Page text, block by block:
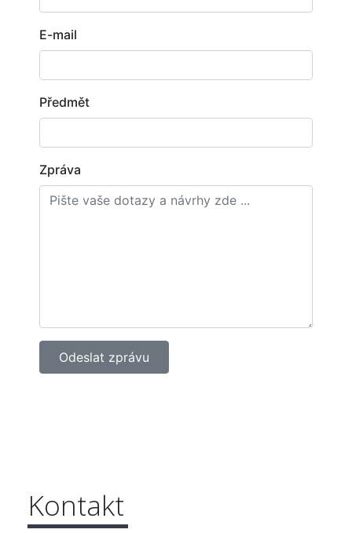
E-mail
Předmět
Zpráva
Kontakt